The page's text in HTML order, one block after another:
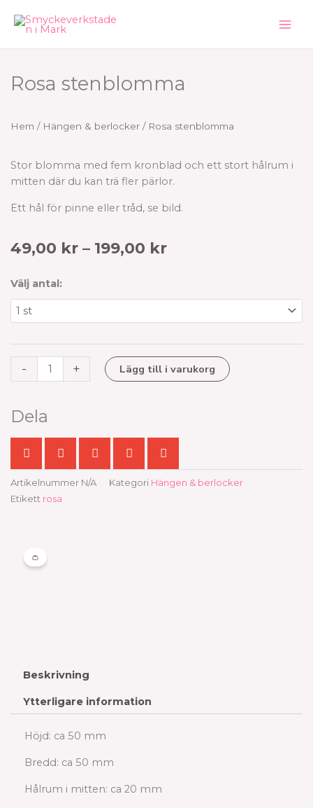
👛
Rosa stenblomma
Hem / Hängen & berlocker / Rosa stenblomma
Stor blomma med fem kronblad och ett stort hålrum i
mitten där du kan trä fler pärlor.
Ett hål för pinne eller tråd, se bild.
49,00 kr – 199,00 krPrisintervall:
199,00 kr
Välj antal:
-
Rosa
stenblomma
mängd
+ Lägg till i varukorg
Dela
Artikelnummer N/A Kategori Hängen & berlocker
Etikett rosa
Beskrivning
Ytterligare information
Höjd: ca 50 mm
Bredd: ca 50 mm
Hålrum i mitten: ca 20 mm